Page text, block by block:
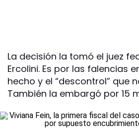
La decisión la tomó el juez
Ercolini. Es por las falencias
hecho y el “descontrol” que
También la embargó por 15